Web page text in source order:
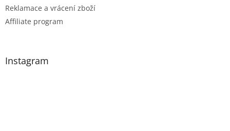
Reklamace a vrácení zboží
Affiliate program
Instagram